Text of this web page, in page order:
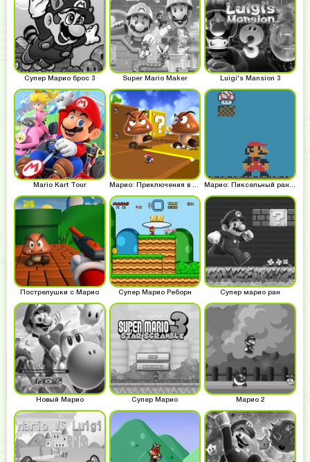
Супер Марио брос 3 Super Mario Maker Luigi's Mansion 3
Mario Kart Tour Марио: Приключения в 3д Марио: Пиксельный раннер
Пострелушки с Марио Супер Марио Реборн Супер марио ран
Новый Марио Супер Марио Марио 2